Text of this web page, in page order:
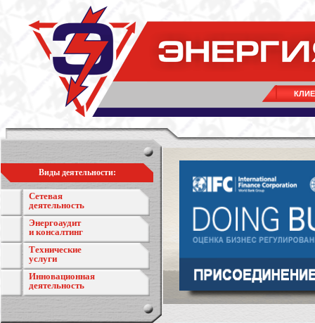
Виды деятельности:
Сетевая
деятельность
Энергоаудит
и консалтинг
Технические
услуги
Инновационная
деятельность